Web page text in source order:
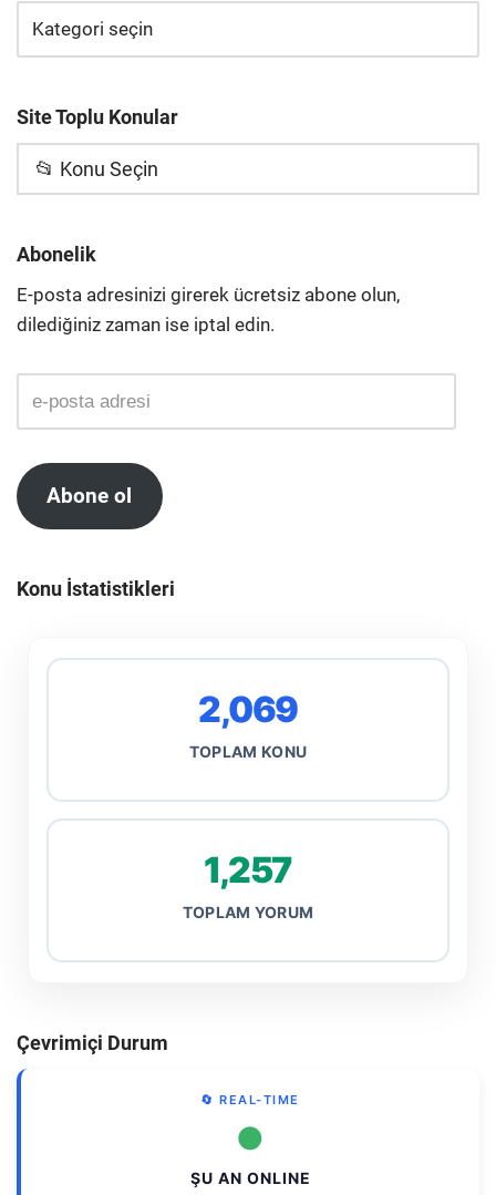
Site Toplu Konular
📂 Konu Seçin
Abonelik
E-posta adresinizi girerek ücretsiz abone olun,
dilediğiniz zaman ise iptal edin.
Abone ol
Konu İstatistikleri
2,069
TOPLAM KONU
1,257
TOPLAM YORUM
Çevrimiçi Durum
🔄 REAL-TIME
●
ŞU AN ONLINE